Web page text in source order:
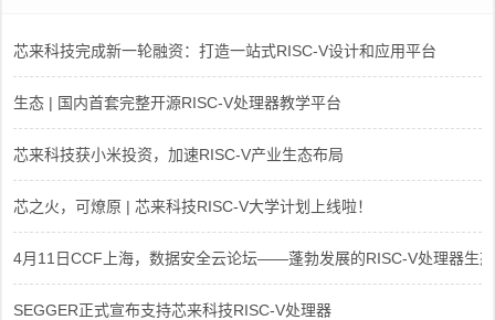
芯来科技完成新一轮融资：打造一站式RISC-V设计和应用平台
生态 | 国内首套完整开源RISC-V处理器教学平台
芯来科技获小米投资，加速RISC-V产业生态布局
芯之火，可燎原 | 芯来科技RISC-V大学计划上线啦！
4月11日CCF上海，数据安全云论坛——蓬勃发展的RISC-V处理器生态
SEGGER正式宣布支持芯来科技RISC-V处理器